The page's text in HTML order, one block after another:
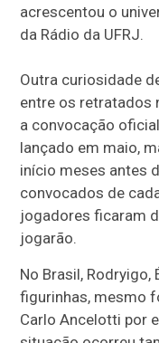
acrescentou o
da Rádio da UFRJ.
Outra curiosidade
entre os retratados
a convocação
lançado em maio,
início meses antes
convocados de
jogadores ficaram
jogarão.
No Brasil, Rodryigo,
figurinhas, mesmo
Carlo Ancelotti por